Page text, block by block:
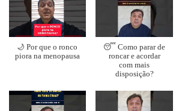
🌙 Por que o ronco
piora na menopausa
😴 Como parar de
roncar e acordar
com mais
disposição?